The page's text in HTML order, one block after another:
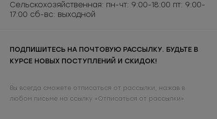
Сельскохозяйственная: пн-чт: 9:00-18:00 пт: 9:00-
17:00 сб-вс: выходной
ПОДПИШИТЕСЬ НА ПОЧТОВУЮ РАССЫЛКУ. БУДЬТЕ В
КУРСЕ НОВЫХ ПОСТУПЛЕНИЙ И СКИДОК!
Вы всегда сможете отписаться от рассылки, нажав в
любом письме на ссылку «Отписаться от рассылки»